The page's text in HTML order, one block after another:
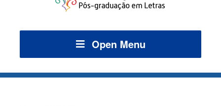
Open Menu